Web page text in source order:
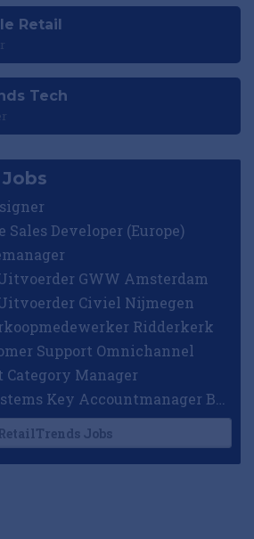
Retail
Tech
Sales Developer (Europe)
GWW Amsterdam
Civiel Nijmegen
Ridderkerk
Support Omnichannel
Category Manager
Checkpoint Systems Key Accountmanager Benelux
Jobs